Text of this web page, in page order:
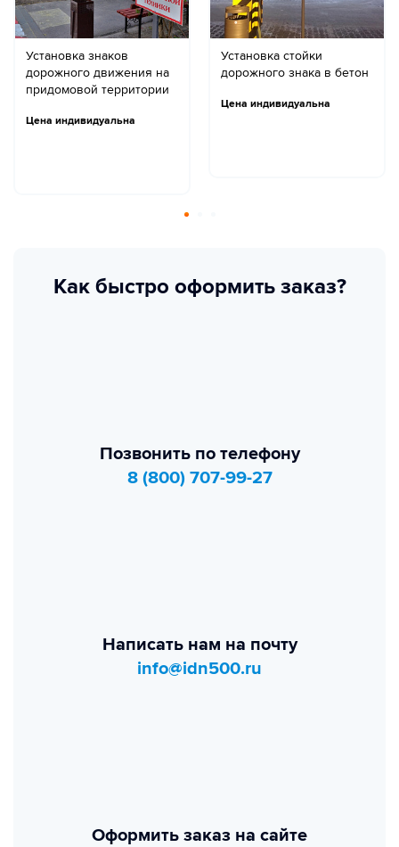
Установка знаков
дорожного движения на
придомовой территории
Цена индивидуальна
Установка стойки
дорожного знака в бетон
Цена индивидуальна
Как быстро оформить заказ?
Позвонить по телефону
8 (800) 707-99-27
Написать нам на почту
info@idn500.ru
Оформить заказ на сайте